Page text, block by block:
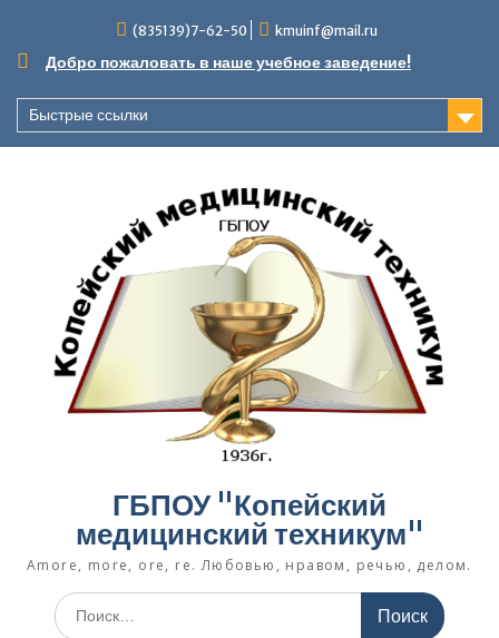
содержимому
(835139)7-62-50 kmuinf@mail.ru
Добро пожаловать в наше учебное заведение!
Быстрые ссылки
ГБПОУ "Копейский
медицинский техникум"
Amore, more, ore, re. Любовью, нравом, речью, делом.
Поиск
по: